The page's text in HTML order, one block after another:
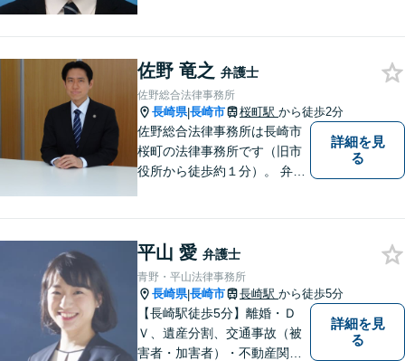
題・企業法務等、お困りごと
はなんでもご相談ください。
【他士業連携】
佐野 竜之 弁護士
佐野総合法律事務所
長崎県|長崎市 桜町駅 から徒歩2分
佐野総合法律事務所は長崎市
桜町の法律事務所です（旧市
役所から徒歩約１分）。 弁護
法テラスを利用しての無料相
談がご利用いただけます。 費
用の点も含めて、ご相談くだ
さい。
詳細を見
る
平山 愛 弁護士
青野・平山法律事務所
長崎県|長崎市 長崎駅 から徒歩5分
【長崎駅徒歩5分】離婚・Ｄ
Ｖ、遺産分割、交通事故（被
害者・加害者）・不動産関連
詳細を見
る